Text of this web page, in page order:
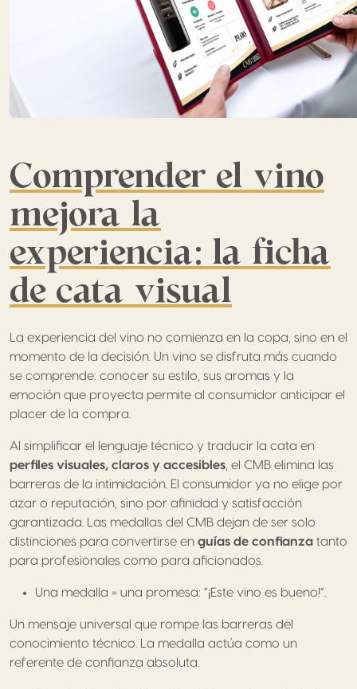
Comprender el vino
mejora la
experiencia: la ficha
de cata visual
La experiencia del vino no comienza en la copa, sino en el
momento de la decisión. Un vino se disfruta más cuando
se comprende: conocer su estilo, sus aromas y la
emoción que proyecta permite al consumidor anticipar el
placer de la compra.
Al simplificar el lenguaje técnico y traducir la cata en
perfiles visuales, claros y accesibles , el CMB elimina las
barreras de la intimidación. El consumidor ya no elige por
azar o reputación, sino por afinidad y satisfacción
garantizada. Las medallas del CMB dejan de ser solo
distinciones para convertirse en guías de confianza tanto
para profesionales como para aficionados.
Una medalla = una promesa: “¡Este vino es bueno!”.
Un mensaje universal que rompe las barreras del
conocimiento técnico. La medalla actúa como un
referente de confianza absoluta.